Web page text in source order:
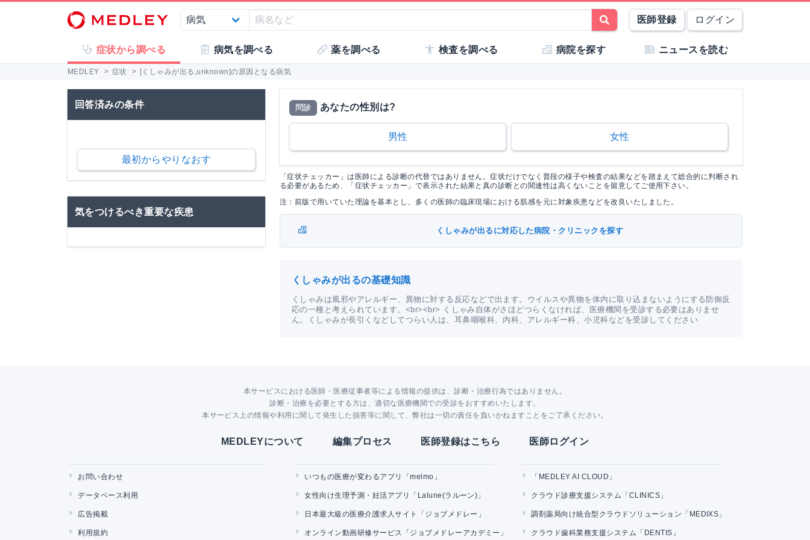
医師登録 ログイン
症状から調べる 病気を調べる 薬を調べる 検査を調べる 病院を探す ニュースを読む
MEDLEY > 症状 > [くしゃみが出る,unknown]の原因となる病気
回答済みの条件
最初からやりなおす
気をつけるべき重要な疾患
問診 あなたの性別は?
男性 女性
「症状チェッカー」は医師による診断の代替ではありません。症状だけでなく普段の様子や検査の結果などを踏まえて総合的に判断され
る必要があるため、「症状チェッカー」で表示された結果と真の診断との関連性は高くないことを留意してご使用下さい。
注：前版で用いていた理論を基本とし、多くの医師の臨床現場における肌感を元に対象疾患などを改良いたしました。
くしゃみが出るに対応した病院・クリニックを探す
くしゃみが出るの基礎知識
くしゃみは風邪やアレルギー、異物に対する反応などで出ます。ウイルスや異物を体内に取り込まないようにする防御反
応の一種と考えられています。<br><br> くしゃみ自体がさほどつらくなければ、医療機関を受診する必要はありませ
ん。くしゃみが長引くなどしてつらい人は、耳鼻咽喉科、内科、アレルギー科、小児科などを受診してください
本サービスにおける医師・医療従事者等による情報の提供は、診断・治療行為ではありません。
診断・治療を必要とする方は、適切な医療機関での受診をおすすめいたします。
本サービス上の情報や利用に関して発生した損害等に関して、弊社は一切の責任を負いかねますことをご了承ください。
MEDLEYについて 編集プロセス 医師登録はこちら 医師ログイン
お問い合わせ
データベース利用
広告掲載
利用規約
いつもの医療が変わるアプリ「melmo」
女性向け生理予測・妊活アプリ「Lalune(ラルーン)」
日本最大級の医療介護求人サイト「ジョブメドレー」
オンライン動画研修サービス「ジョブメドレーアカデミー」
「MEDLEY AI CLOUD」
クラウド診療支援システム「CLINICS」
調剤薬局向け統合型クラウドソリューション「MEDIXS」
クラウド歯科業務支援システム「DENTIS」